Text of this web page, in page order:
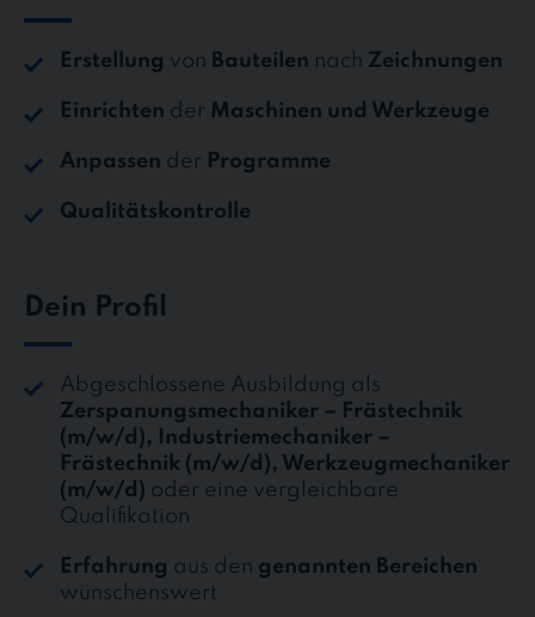
Erstellung von Bauteilen nach Zeichnungen
Einrichten der Maschinen und Werkzeuge
Anpassen der Programme
Qualitätskontrolle
Dein Profil
Abgeschlossene Ausbildung als
Zerspanungsmechaniker – Frästechnik
(m/w/d), Industriemechaniker –
Frästechnik (m/w/d), Werkzeugmechaniker
(m/w/d) oder eine vergleichbare
Qualifikation
Erfahrung aus den genannten Bereichen
wünschenswert